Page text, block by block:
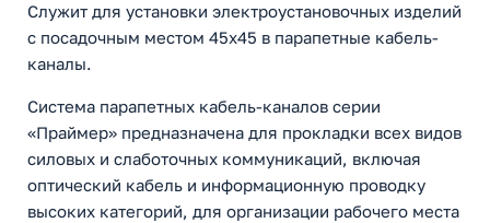
Служит для установки электроустановочных изделий
с посадочным местом 45х45 в парапетные кабель-
каналы.
Система парапетных кабель-каналов серии
«Праймер» предназначена для прокладки всех видов
силовых и слаботочных коммуникаций, включая
оптический кабель и информационную проводку
высоких категорий, для организации рабочего места